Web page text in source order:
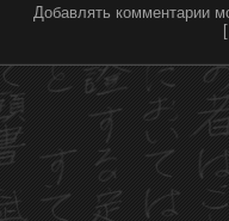
Добавлять комментарии